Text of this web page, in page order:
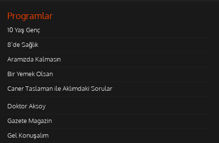
Programlar
10 Yaş Genç
8'de Sağlık
Aramızda Kalmasın
Bir Yemek Olsan
Caner Taslaman ile Aklımdaki Sorular
Doktor Aksoy
Gazete Magazin
Gel Konuşalım